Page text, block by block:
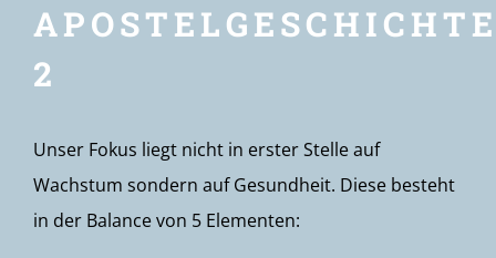
2
Unser Fokus liegt nicht in erster Stelle auf
Wachstum sondern auf Gesundheit. Diese besteht
in der Balance von 5 Elementen: